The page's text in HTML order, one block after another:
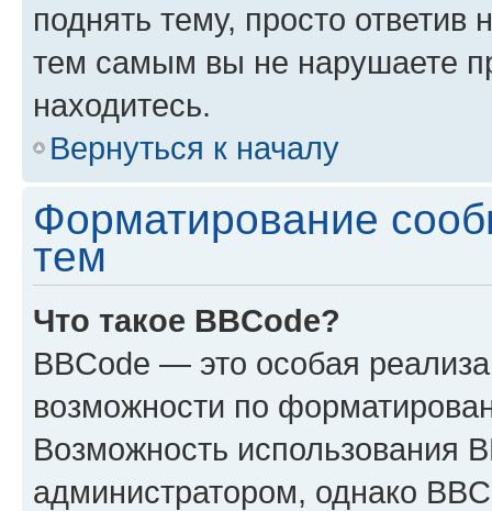
поднять тему, просто ответив
тем самым вы не нарушаете
находитесь.
Вернуться к началу
Форматирование
тем
Что такое BBCode?
BBCode — это особая
возможности по
Возможность использования
администратором, однако